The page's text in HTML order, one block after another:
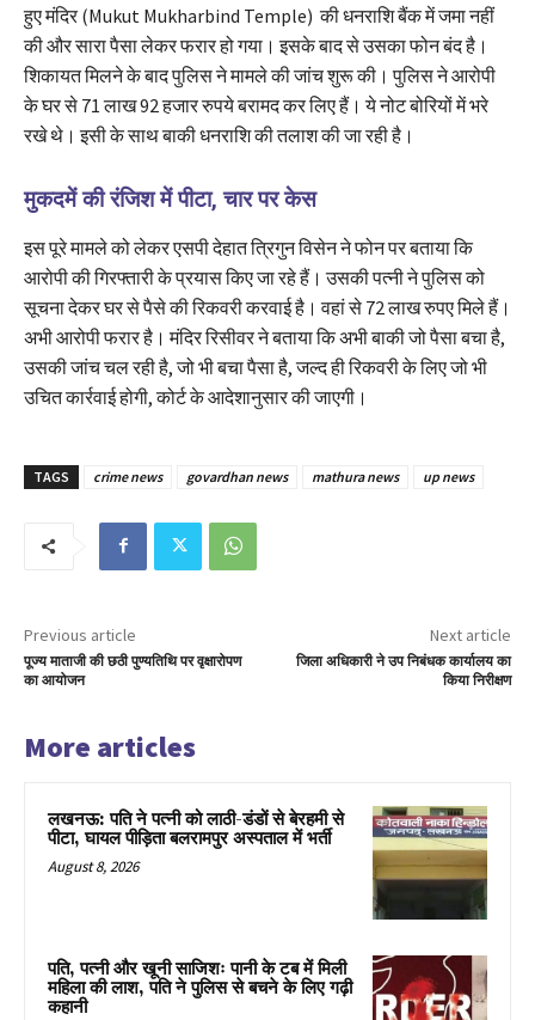
हुए मंदिर (Mukut Mukharbind Temple) की धनराशि बैंक में जमा नहीं
की और सारा पैसा लेकर फरार हो गया। इसके बाद से उसका फोन बंद है।
शिकायत मिलने के बाद पुलिस ने मामले की जांच शुरू की। पुलिस ने आरोपी
के घर से 71 लाख 92 हजार रुपये बरामद कर लिए हैं। ये नोट बोरियों में भरे
रखे थे। इसी के साथ बाकी धनराशि की तलाश की जा रही है।
मुकदमें की रंजिश में पीटा, चार पर केस
इस पूरे मामले को लेकर एसपी देहात त्रिगुन विसेन ने फोन पर बताया कि
आरोपी की गिरफ्तारी के प्रयास किए जा रहे हैं। उसकी पत्नी ने पुलिस को
सूचना देकर घर से पैसे की रिकवरी करवाई है। वहां से 72 लाख रुपए मिले हैं।
अभी आरोपी फरार है। मंदिर रिसीवर ने बताया कि अभी बाकी जो पैसा बचा है,
उसकी जांच चल रही है, जो भी बचा पैसा है, जल्द ही रिकवरी के लिए जो भी
उचित कार्रवाई होगी, कोर्ट के आदेशानुसार की जाएगी।
TAGS crime news govardhan news mathura news up news
Previous article
पूज्य माताजी की छठी पुण्यतिथि पर वृक्षारोपण
का आयोजन
Next article
जिला अधिकारी ने उप निबंधक कार्यालय का
किया निरीक्षण
More articles
लखनऊ: पति ने पत्नी को लाठी-डंडों से बेरहमी से
पीटा, घायल पीड़िता बलरामपुर अस्पताल में भर्ती
August 8, 2026
पति, पत्नी और खूनी साजिशः पानी के टब में मिली
महिला की लाश, पति ने पुलिस से बचने के लिए गढ़ी
कहानी